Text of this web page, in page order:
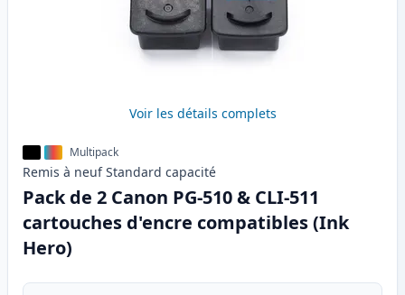
Voir les détails complets
Multipack
Remis à neuf Standard capacité
Pack de 2 Canon PG-510 & CLI-511
cartouches d'encre compatibles (Ink
Hero)